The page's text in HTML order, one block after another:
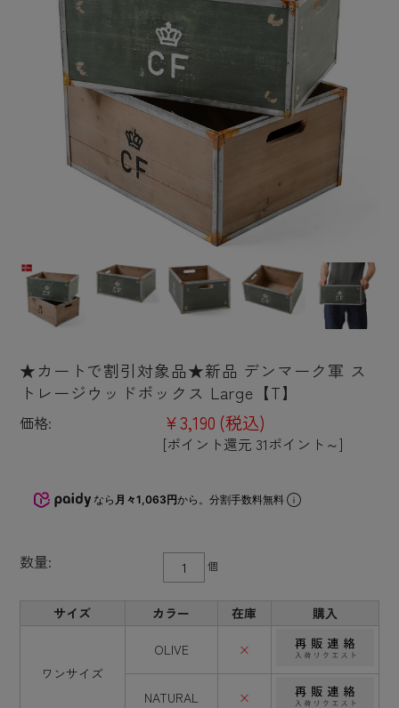
★カートで割引対象品★新品 デンマーク軍 ス
トレージウッドボックス Large【T】
価格: ¥3,190 (税込)
[ポイント還元 31ポイント～]
なら 月々1,063円から。分割手数料無料
数量: 個
サイズ カラー 在庫 購入
ワンサイズ
OLIVE ×
NATURAL ×